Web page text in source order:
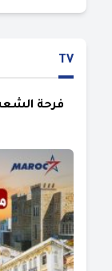
TV
فرحة